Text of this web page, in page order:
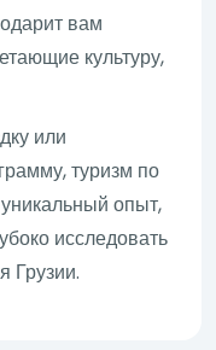
вам
культуру,
или
туризм по
опыт,
исследовать
Грузии.